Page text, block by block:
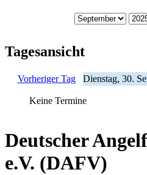
Tagesansicht
Vorheriger Tag Dienstag, 30.
Keine Termine
Deutscher
e.V. (DAFV)